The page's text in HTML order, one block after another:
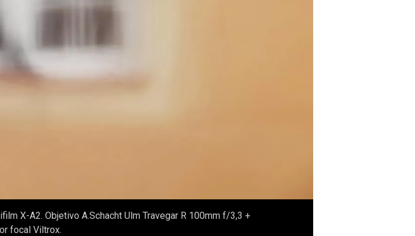
X-A2. Objetivo A.Schacht Ulm Travegar R 100mm f/3,3 +
focal Viltrox.